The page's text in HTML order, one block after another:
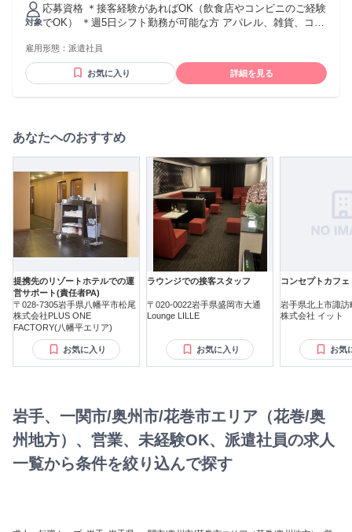
対象
応募資格 ＊接客経験があればOK（飲食店やコンビニのご経験
でOK） ＊週5日シフト勤務が可能な方 アパレル、雑貨、コス
験・スキル＞ ・販売未経験から活躍♪ ・明るく積極的に行動
できる方 今までに飲食店やコンビニなど、なにかしらの接客
経験がある方は 「まずは自分が出来ることからやってみよ
雇用形態： 派遣社員
お気に入り 詳細を見る
あなたへのおすすめ
提携先のリゾートホテルでの運
営サポート(責任者PA)
〒028-7305岩手県八幡平市松尾
株式会社PLUS ONE
FACTORY(八幡平エリア)
お気に入り
ラウンジでの接客スタッフ
〒020-0022岩手県盛岡市大通
Lounge LILLE
お気に入り
コンセプトカフ
岩手県北上市諏訪
株式会社 イット
お気
岩手、一関市/奥州市/花巻市エリア（花巻/奥
州地方）、営業、未経験OK、派遣社員の求人
一覧から条件を絞り込んで探す